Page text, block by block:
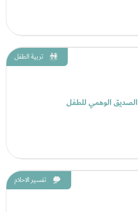
تربية الطفل
الصديق الوهمي للطفل
تفسير الاحلام